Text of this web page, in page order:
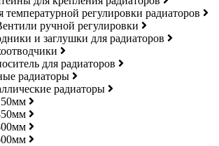
температурной регулировки радиаторов
ручной регулировки
и заглушки для радиаторов
для радиаторов
радиаторы
радиаторы